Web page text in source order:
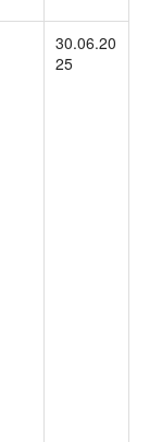
30.06.20
25